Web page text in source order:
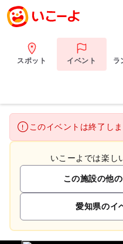
スポット イベント ラ
このイベントは終了しま
いこーよでは楽し
この施設の他
愛知県のイ